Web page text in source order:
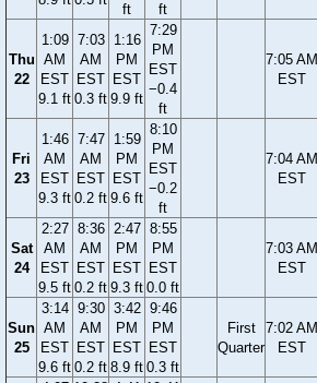
ft
ft
Thu
22
1:09
AM
EST
9.1 ft
7:03
AM
EST
0.3 ft
1:16
PM
EST
9.9 ft
7:29
PM
EST
−0.4
ft
7:05 AM
EST
Fri
23
1:46
AM
EST
9.3 ft
7:47
AM
EST
0.2 ft
1:59
PM
EST
9.6 ft
8:10
PM
EST
−0.2
ft
7:04 AM
EST
Sat
24
2:27
AM
EST
9.5 ft
8:36
AM
EST
0.2 ft
2:47
PM
EST
9.3 ft
8:55
PM
EST
0.0 ft
7:03 AM
EST
Sun
25
3:14
AM
EST
9.6 ft
9:30
AM
EST
0.2 ft
3:42
PM
EST
8.9 ft
9:46
PM
EST
0.3 ft
First
Quarter
7:02 AM
EST